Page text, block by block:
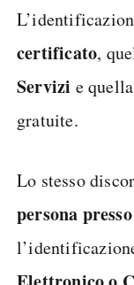
certificato,
Servizi e
gratuite.
Lo stesso
persona